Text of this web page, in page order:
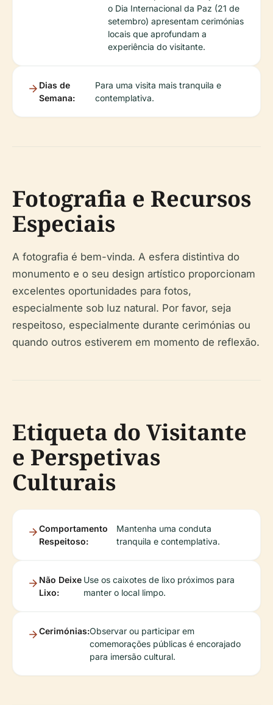
o Dia Internacional da Paz (21 de
setembro) apresentam cerimónias
locais que aprofundam a
experiência do visitante.
Dias de
Semana:
Para uma visita mais tranquila e
contemplativa.
Fotografia e Recursos
Especiais
A fotografia é bem-vinda. A esfera distintiva do
monumento e o seu design artístico proporcionam
excelentes oportunidades para fotos,
especialmente sob luz natural. Por favor, seja
respeitoso, especialmente durante cerimónias ou
quando outros estiverem em momento de reflexão.
Etiqueta do Visitante
e Perspetivas
Culturais
Comportamento
Respeitoso:
Mantenha uma conduta
tranquila e contemplativa.
Não Deixe
Lixo:
Use os caixotes de lixo próximos para
manter o local limpo.
Cerimónias:Observar ou participar em
comemorações públicas é encorajado
para imersão cultural.